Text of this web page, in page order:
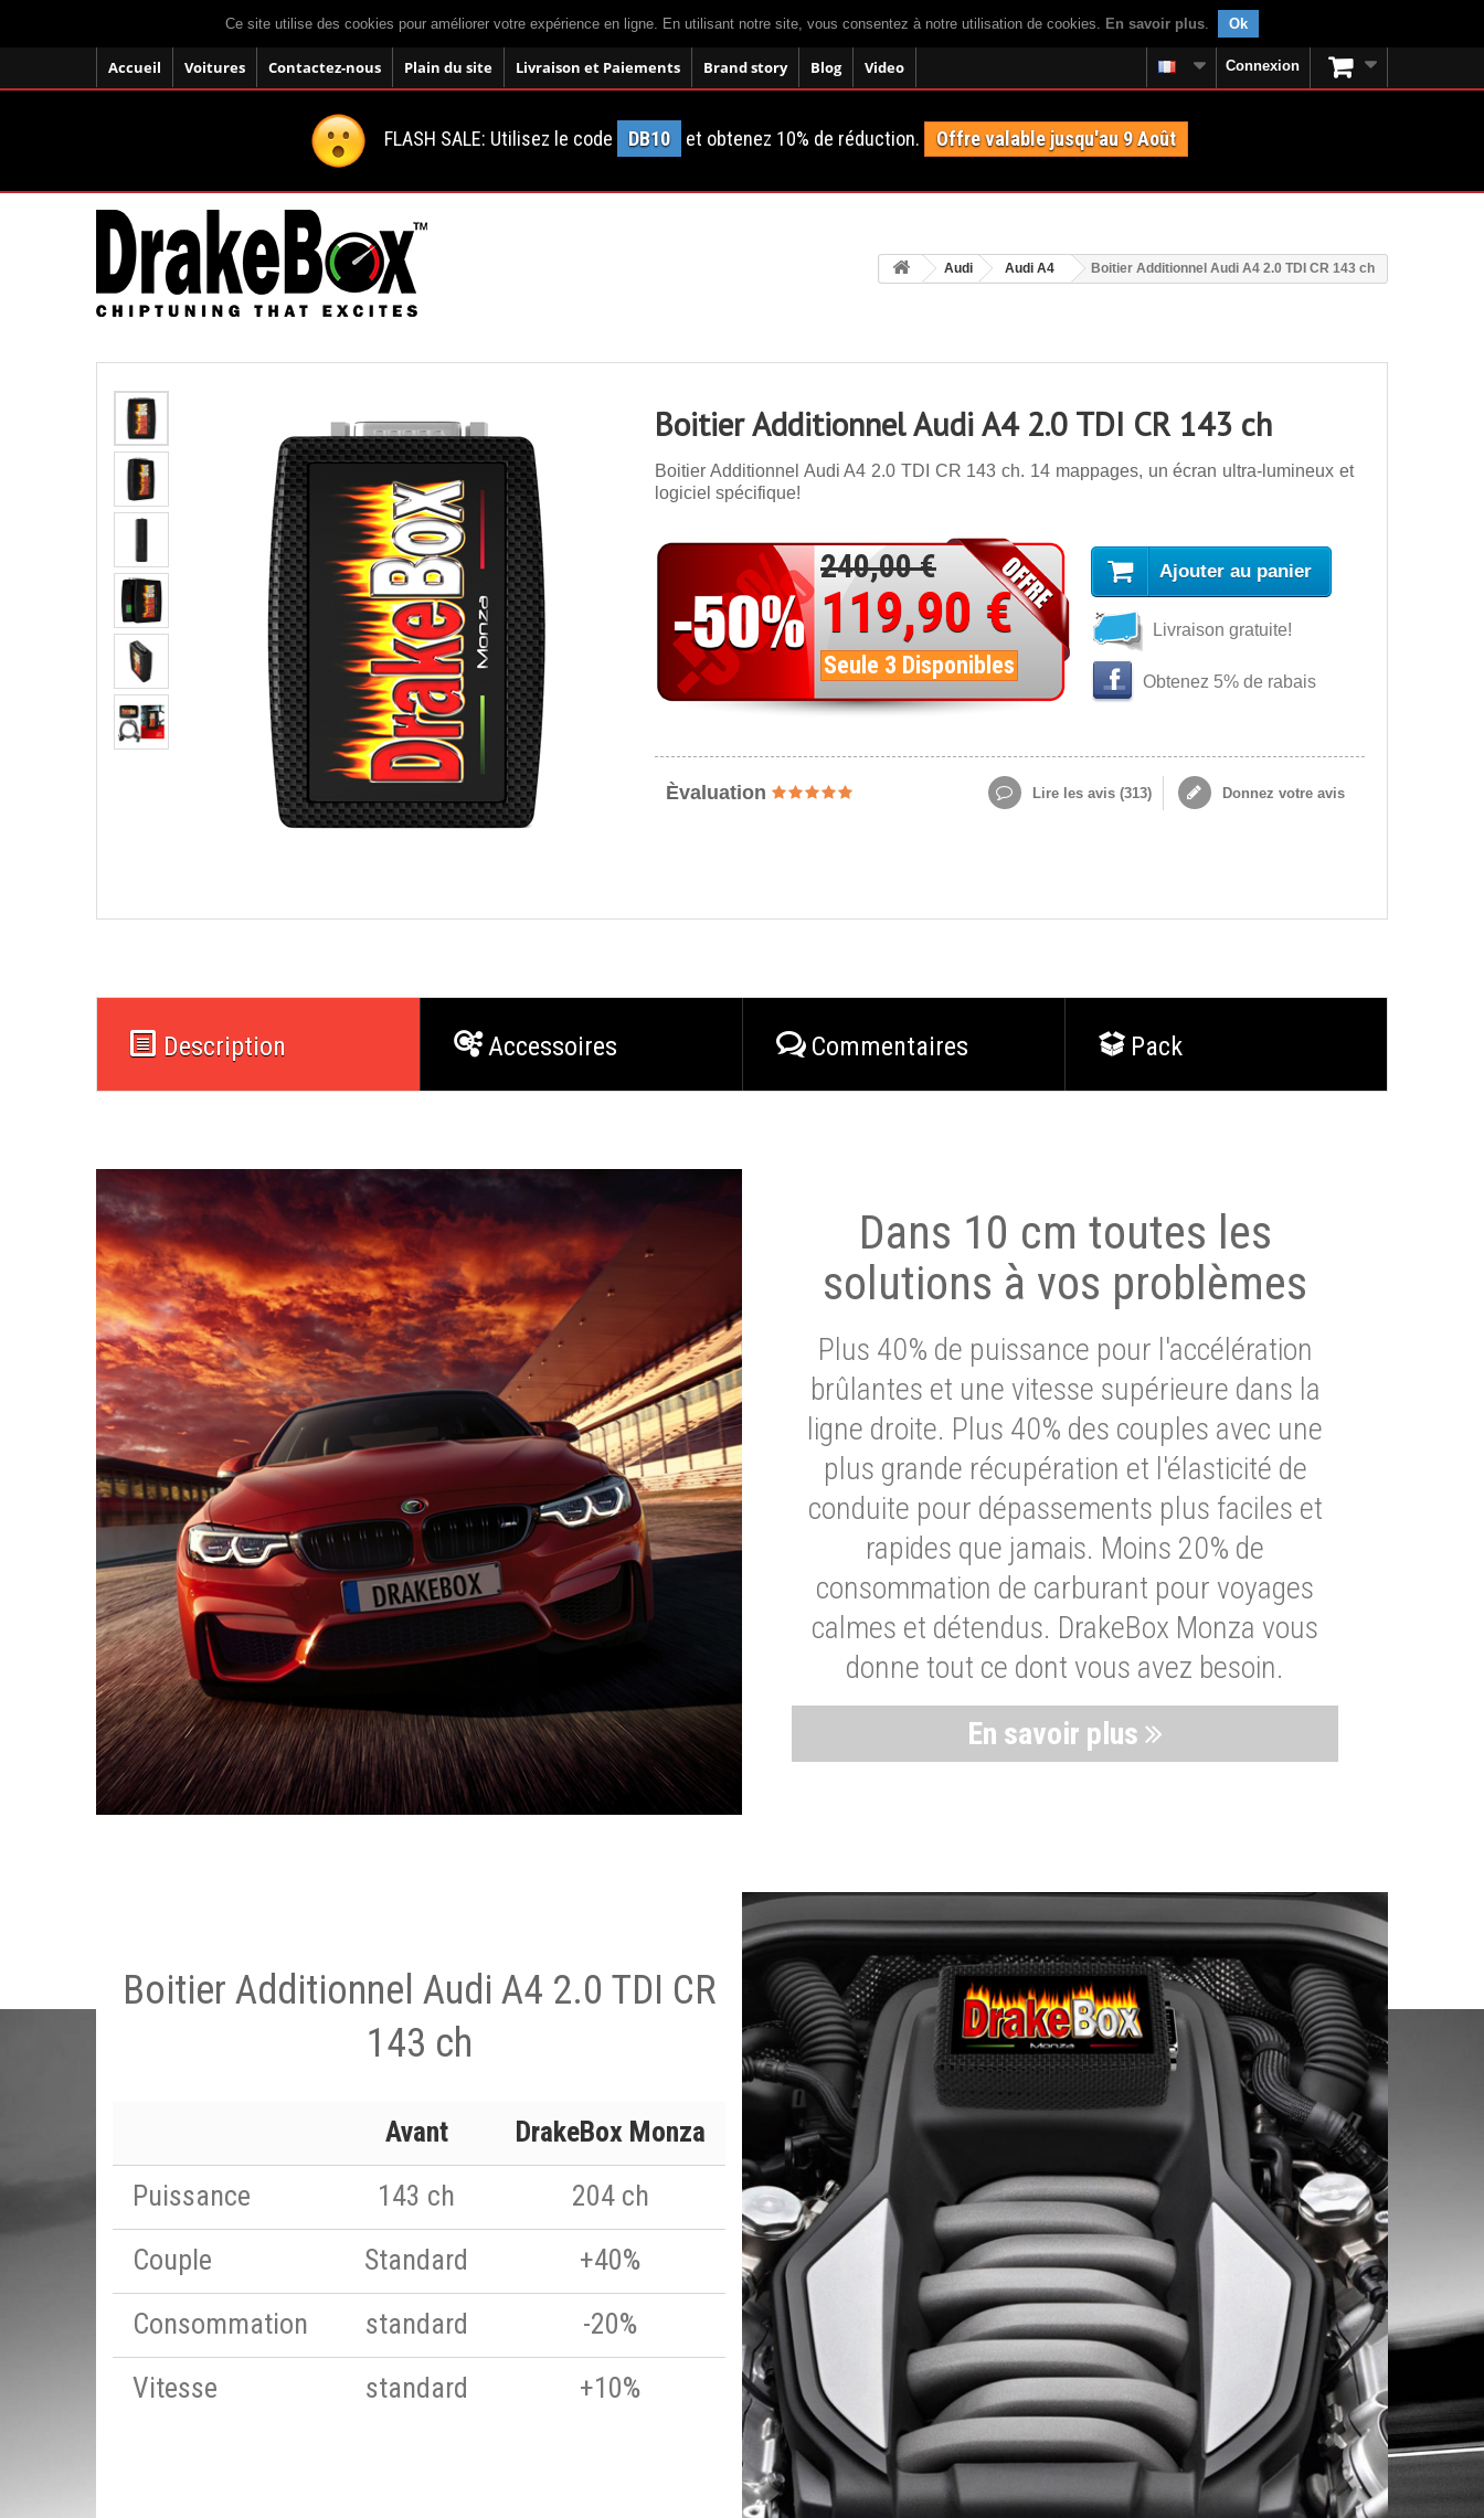
Ce site utilise des cookies pour améliorer votre expérience en ligne. En utilisant notre site, vous consentez à notre utilisation de cookies. En savoir plus. Ok
Accueil Voitures Contactez-nous Plain du site Livraison et Paiements Brand story Blog Video Connexion
FLASH SALE: Utilisez le code DB10 et obtenez 10% de réduction. Offre valable jusqu'au 9 Août
Audi Audi A4 Boitier Additionnel Audi A4 2.0 TDI CR 143 ch
Boitier Additionnel Audi A4 2.0 TDI CR 143 ch
Boitier Additionnel Audi A4 2.0 TDI CR 143 ch. 14 mappages, un écran ultra-lumineux et
logiciel spécifique!
240,00 €
119,90 €
Seule 3 Disponibles
Ajouter au panier
Livraison gratuite!
Obtenez 5% de rabais
Èvaluation Lire les avis (313) Donnez votre avis
Description Accessoires Commentaires Pack
Dans 10 cm toutes les
solutions à vos problèmes
Plus 40% de puissance pour l'accélération
brûlantes et une vitesse supérieure dans la
ligne droite. Plus 40% des couples avec une
plus grande récupération et l'élasticité de
conduite pour dépassements plus faciles et
rapides que jamais. Moins 20% de
consommation de carburant pour voyages
calmes et détendus. DrakeBox Monza vous
donne tout ce dont vous avez besoin.
En savoir plus
Boitier Additionnel Audi A4 2.0 TDI CR
143 ch
Avant
DrakeBox Monza
Puissance
143 ch
204 ch
Couple
Standard
+40%
Consommation
standard
-20%
Vitesse
standard +10%